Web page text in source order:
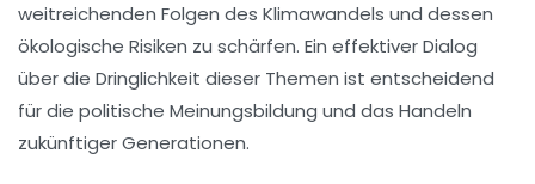
weitreichenden Folgen des Klimawandels und dessen
ökologische Risiken zu schärfen. Ein effektiver Dialog
über die Dringlichkeit dieser Themen ist entscheidend
für die politische Meinungsbildung und das Handeln
zukünftiger Generationen.